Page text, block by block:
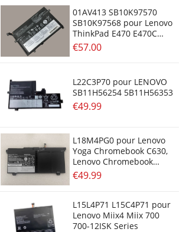
01AV413 SB10K97570
SB10K97568 pour Lenovo
ThinkPad E470 E470C
E475
€57.00
L22C3P70 pour LENOVO
SB11H56254 5B11H56353
€49.99
L18M4PG0 pour Lenovo
Yoga Chromebook C630,
Lenovo Chromebook
C340-15
€49.99
L15L4P71 L15C4P71 pour
Lenovo Miix4 Miix 700
700-12ISK Series